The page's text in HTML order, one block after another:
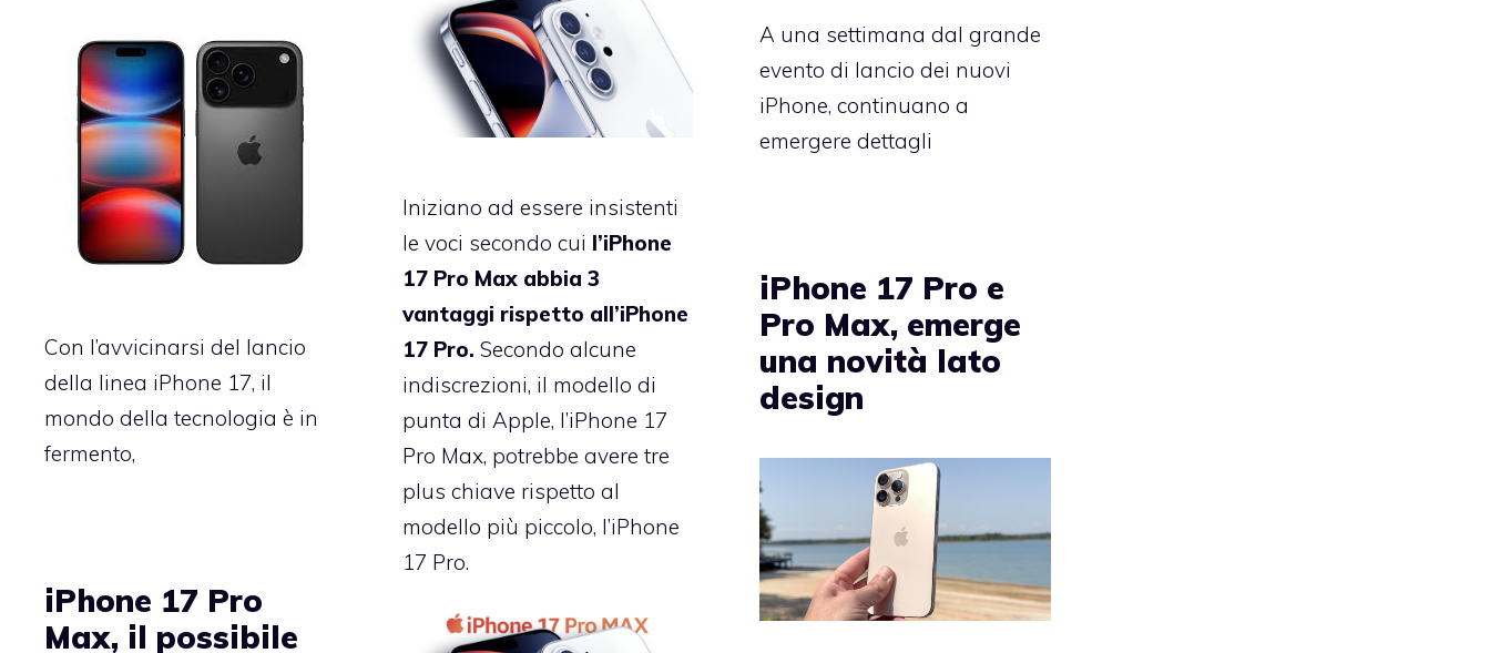
A una settimana dal grande
evento di lancio dei nuovi
iPhone, continuano a
emergere dettagli
Iniziano ad essere insistenti
le voci secondo cui l’iPhone
17 Pro Max abbia 3
vantaggi rispetto all’iPhone
17 Pro. Secondo alcune
indiscrezioni, il modello di
punta di Apple, l’iPhone 17
Pro Max, potrebbe avere tre
plus chiave rispetto al
modello più piccolo, l’iPhone
17 Pro.
Con l’avvicinarsi del lancio
della linea iPhone 17, il
mondo della tecnologia è in
fermento,
iPhone 17 Pro e
Pro Max, emerge
una novità lato
design
iPhone 17 Pro
Max, il possibile